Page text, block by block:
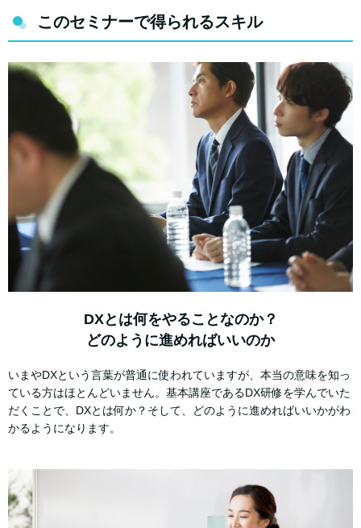
このセミナーで得られるスキル
DXとは何をやることなのか？
どのように進めればいいのか
いまやDXという言葉が普通に使われていますが、本当の意味を知っ
ている方はほとんどいません。基本講座であるDX研修を学んでいた
だくことで、DXとは何か？そして、どのように進めればいいかがわ
かるようになります。